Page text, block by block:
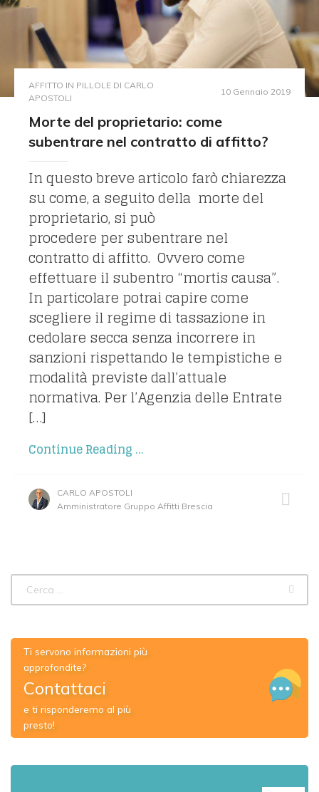
AFFITTO IN PILLOLE DI CARLO
APOSTOLI
10 Gennaio 2019
Morte del proprietario: come
subentrare nel contratto di affitto?
In questo breve articolo farò chiarezza
su come, a seguito della morte del
proprietario, si può
procedere per subentrare nel
contratto di affitto. Ovvero come
effettuare il subentro “mortis causa”.
In particolare potrai capire come
scegliere il regime di tassazione in
cedolare secca senza incorrere in
sanzioni rispettando le tempistiche e
modalità previste dall’attuale
normativa. Per l’Agenzia delle Entrate
[…]
Continue Reading ...
CARLO APOSTOLI
Amministratore Gruppo Affitti Brescia
Ti servono informazioni più
approfondite?
Contattaci
e ti risponderemo al più
presto!